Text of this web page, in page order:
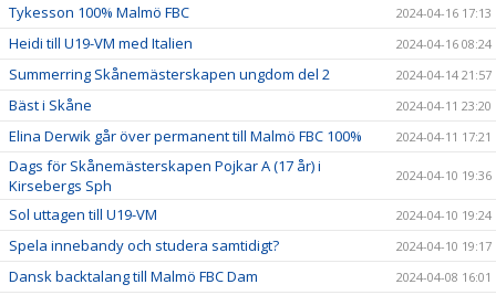
Tykesson 100% Malmö FBC 2024-04-16 17:13
Heidi till U19-VM med Italien 2024-04-16 08:24
Summerring Skånemästerskapen ungdom del 2 2024-04-14 21:57
Bäst i Skåne 2024-04-11 23:20
Elina Derwik går över permanent till Malmö FBC 100% 2024-04-11 17:21
Dags för Skånemästerskapen Pojkar A (17 år) i
Kirsebergs Sph
2024-04-10 19:36
Sol uttagen till U19-VM 2024-04-10 19:24
Spela innebandy och studera samtidigt? 2024-04-10 19:17
Dansk backtalang till Malmö FBC Dam 2024-04-08 16:01